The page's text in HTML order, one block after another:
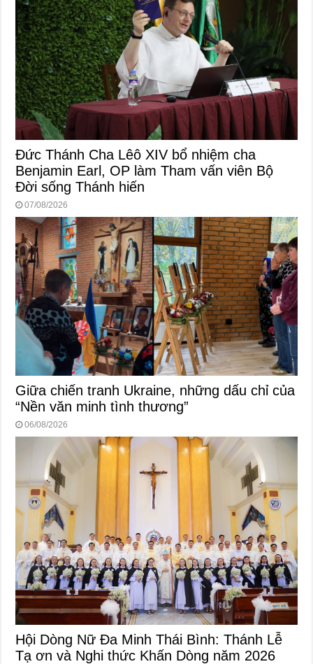
Đức Thánh Cha Lêô XIV bổ nhiệm cha
Benjamin Earl, OP làm Tham vấn viên Bộ
Đời sống Thánh hiến
07/08/2026
Giữa chiến tranh Ukraine, những dấu chỉ của
“Nền văn minh tình thương”
06/08/2026
Hội Dòng Nữ Đa Minh Thái Bình: Thánh Lễ
Tạ ơn và Nghi thức Khấn Dòng năm 2026